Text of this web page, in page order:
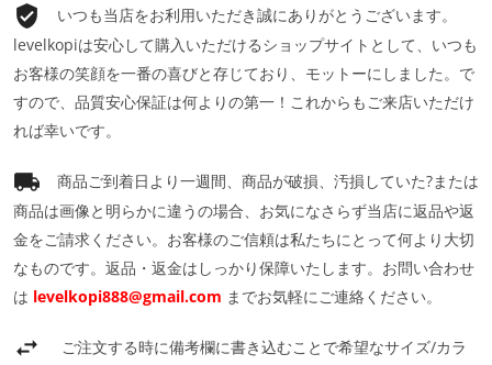
いつも当店をお利用いただき誠にありがとうございます。
levelkopiは安心して購入いただけるショップサイトとして、いつも
お客様の笑顔を一番の喜びと存じており、モットーにしました。で
すので、品質安心保証は何よりの第一！これからもご来店いただけ
れば幸いです。
商品ご到着日より一週間、商品が破損、汚損していた?または
商品は画像と明らかに違うの場合、お気になさらず当店に返品や返
金をご請求ください。お客様のご信頼は私たちにとって何より大切
なものです。返品・返金はしっかり保障いたします。お問い合わせ
は levelkopi888@gmail.com までお気軽にご連絡ください。
ご注文する時に備考欄に書き込むことで希望なサイズ/カラ